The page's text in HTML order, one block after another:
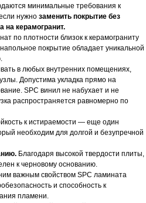
минимальные требования к
нужно заменить покрытие без
на керамогранит.
по плотности близок к керамограниту
покрытие обладает уникальной
в любых внутренних помещениях,
Допустима укладка прямо на
SPC винил не набухает и не
распространяется равномерно по
к истираемости — еще один
необходим для долгой и безупречной
Благодаря высокой твердости плиты,
к черновому основанию.
важным свойством SPC ламината
и способность к
пламени.